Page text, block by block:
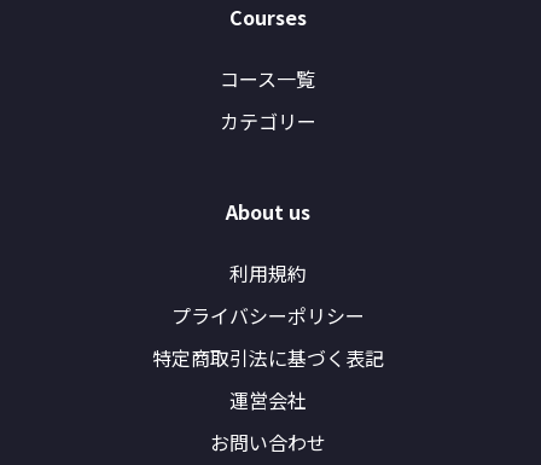
Courses
コース一覧
カテゴリー
About us
利用規約
プライバシーポリシー
特定商取引法に基づく表記
運営会社
お問い合わせ